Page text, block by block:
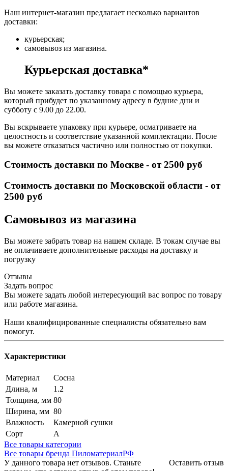
Наш интернет-магазин предлагает несколько вариантов
доставки:
курьерская;
самовывоз из магазина.
Курьерская доставка*
Вы можете заказать доставку товара с помощью курьера,
который прибудет по указанному адресу в будние дни и
субботу с 9.00 до 22.00.
Вы вскрываете упаковку при курьере, осматриваете на
целостность и соответствие указанной комплектации. После
вы можете отказаться частично или полностью от покупки.
Стоимость доставки по Москве - от 2500 руб
Стоимость доставки по Московской области - от
2500 руб
Самовывоз из магазина
Вы можете забрать товар на нашем складе. В токам случае вы
не оплачиваете дополнительные расходы на доставку и
погрузку
Отзывы
Задать вопрос
Вы можете задать любой интересующий вас вопрос по товару
или работе магазина.
Наши квалифицированные специалисты обязательно вам
помогут.
Характеристики
Материал
Сосна
Длина, м
1.2
Толщина, мм 80
Ширина, мм 80
Влажность
Камерной сушки
Сорт
А
Все товары категории
Все товары бренда ПиломатериалРФ
Оставить отзыв
У данного товара нет отзывов. Станьте